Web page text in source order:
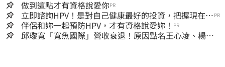
做到這點才有資格說愛你PR
立即諮詢HPV！是對自己健康最好的投資，把握現在不
嫌晚！
PR
伴侶和妳一起預防HPV，才有資格說愛妳！ PR
邱瓈寬「寬魚國際」營收衰退！原因點名王心凌、楊丞